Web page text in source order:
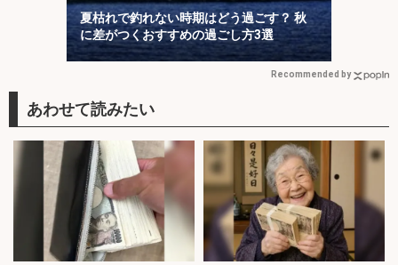
夏枯れで釣れない時期はどう過ごす？ 秋
に差がつくおすすめの過ごし方3選
Recommended by